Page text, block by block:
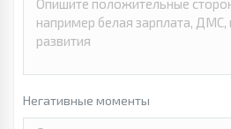
Негативные моменты